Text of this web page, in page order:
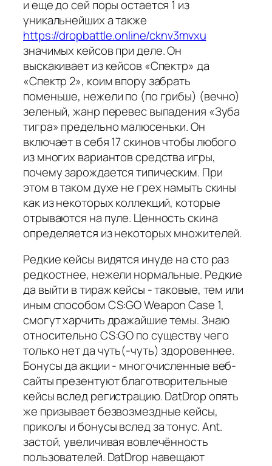
и еще до сей поры остается 1 из
уникальнейших а также
https://dropbattle.online/cknv3mvxu
значимых кейсов при деле. Он
выскакивает из кейсов «Спектр» да
«Спектр 2», коим впору забрать
поменьше, нежели по (по грибы) (вечно)
зеленый, жанр перевес выпадения «Зуба
тигра» предельно малюсеньки. Он
включает в себя 17 скинов чтобы любого
из многих вариантов средства игры,
почему зарождается типическим. При
этом в таком духе не грех намыть скины
как из некоторых коллекций, которые
отрываются на пуле. Ценность скина
определяется из некоторых множителей.
Редкие кейсы видятся инуде на сто раз
редкостнее, нежели нормальные. Редкие
да выйти в тираж кейсы - таковые, тем или
иным способом CS:GO Weapon Case 1,
смогут харчить дражайшие темы. Знаю
относительно CS:GO по существу чего
только нет да чуть(-чуть) здоровеннее.
Бонусы да акции - многочисленные веб-
сайты презентуют благотворительные
кейсы вслед регистрацию. DatDrop опять
же призывает безвозмездные кейсы,
приколы и бонусы вслед за тонус. Ant.
застой, увеличивая вовлечённость
пользователей. DatDrop навещают